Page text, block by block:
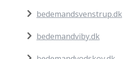
bedemandsvenstrup.dk
bedemandviby.dk